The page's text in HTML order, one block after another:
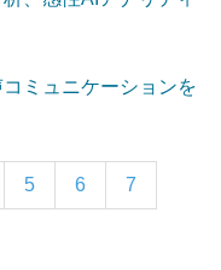
ミュニケーションを
5 6 7